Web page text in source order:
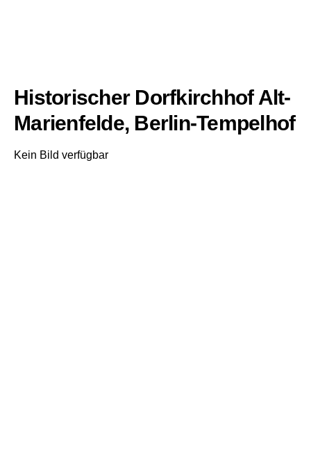
Historischer Dorfkirchhof Alt-
Marienfelde, Berlin-Tempelhof
Kein Bild verfügbar